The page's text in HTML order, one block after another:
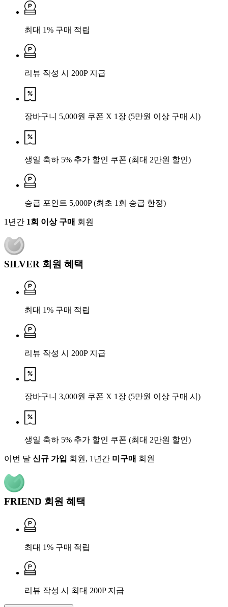
최대 1% 구매 적립
리뷰 작성 시 200P 지급
장바구니 5,000원 쿠폰 X 1장 (5만원 이상 구매 시)
생일 축하 5% 추가 할인 쿠폰 (최대 2만원 할인)
승급 포인트 5,000P (최초 1회 승급 한정)
1년간 1회 이상 구매 회원
SILVER 회원 혜택
최대 1% 구매 적립
리뷰 작성 시 200P 지급
장바구니 3,000원 쿠폰 X 1장 (5만원 이상 구매 시)
생일 축하 5% 추가 할인 쿠폰 (최대 2만원 할인)
이번 달 신규 가입 회원, 1년간 미구매 회원
FRIEND 회원 혜택
최대 1% 구매 적립
리뷰 작성 시 최대 200P 지급